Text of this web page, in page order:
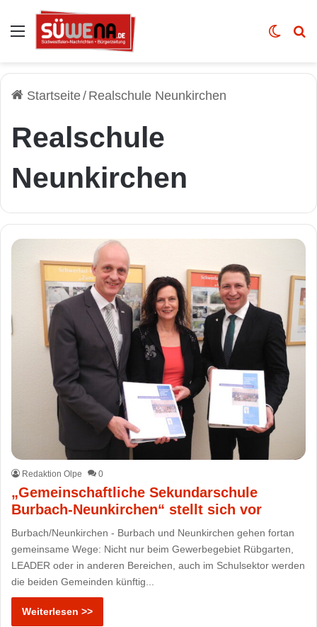
Auswahl Skin
Startseite/ Realschule Neunkirchen
Realschule
Neunkirchen
Redaktion Olpe 0
„Gemeinschaftliche Sekundarschule
Burbach-Neunkirchen“ stellt sich vor
Burbach/Neunkirchen - Burbach und Neunkirchen gehen fortan
gemeinsame Wege: Nicht nur beim Gewerbegebiet Rübgarten,
LEADER oder in anderen Bereichen, auch im Schulsektor werden
die beiden Gemeinden künftig...
Weiterlesen >>